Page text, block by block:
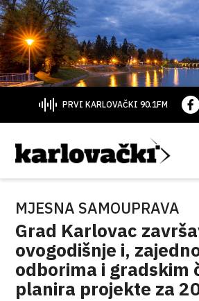
PRVI KARLOVAČKI 90.1FM
MJESNA SAMOUPRAVA
Grad Karlovac
ovogodišnje i,
odborima i gradskim
planira projekte za